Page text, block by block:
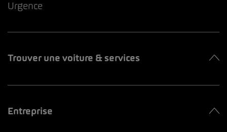
Urgence
Trouver une voiture & services
Entreprise